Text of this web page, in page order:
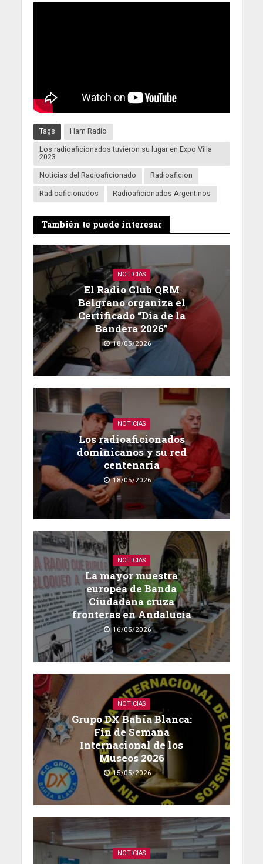
Tags
Ham Radio
Los radioaficionados tuvieron su lugar en Expo Villa
2023
Noticias del Radioaficionado
Radioaficion
Radioaficionados
Radioaficionados Argentinos
También te puede interesar
NOTICIAS
El Radio Club QRM
Belgrano organiza el
Certificado “Día de la
Bandera 2026”
18/05/2026
NOTICIAS
Los radioaficionados
dominicanos y su red
centenaria
18/05/2026
NOTICIAS
La mayor muestra
europea de Banda
Ciudadana cruza
fronteras en Andalucía
16/05/2026
NOTICIAS
Grupo DX Bahía Blanca:
Fin de Semana
Internacional de los
Museos 2026
15/05/2026
NOTICIAS